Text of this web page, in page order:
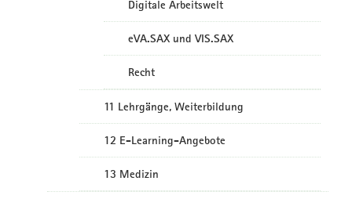
Digitale Arbeitswelt
eVA.SAX und VIS.SAX
Recht
11 Lehrgänge, Weiterbildung
12 E-Learning-Angebote
13 Medizin